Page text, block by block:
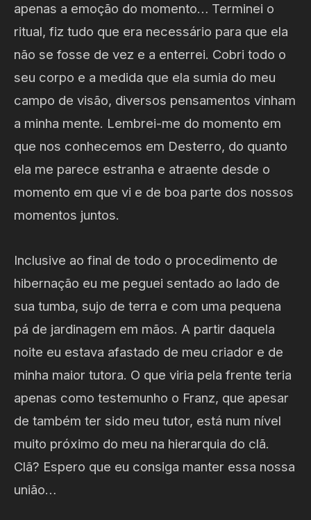
apenas a emoção do momento… Terminei o
ritual, fiz tudo que era necessário para que ela
não se fosse de vez e a enterrei. Cobri todo o
seu corpo e a medida que ela sumia do meu
campo de visão, diversos pensamentos vinham
a minha mente. Lembrei-me do momento em
que nos conhecemos em Desterro, do quanto
ela me parece estranha e atraente desde o
momento em que vi e de boa parte dos nossos
momentos juntos.
Inclusive ao final de todo o procedimento de
hibernação eu me peguei sentado ao lado de
sua tumba, sujo de terra e com uma pequena
pá de jardinagem em mãos. A partir daquela
noite eu estava afastado de meu criador e de
minha maior tutora. O que viria pela frente teria
apenas como testemunho o Franz, que apesar
de também ter sido meu tutor, está num nível
muito próximo do meu na hierarquia do clã.
Clã? Espero que eu consiga manter essa nossa
união…